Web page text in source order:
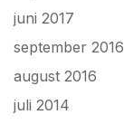
juni 2017
september 2016
august 2016
juli 2014